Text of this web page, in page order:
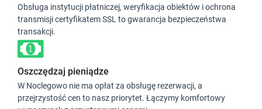
Obsługa instytucji płatniczej, weryfikacja obiektów i ochrona
transmisji certyfikatem SSL to gwarancja bezpieczeństwa
transakcji.
Oszczędzaj pieniądze
W Noclegowo nie ma opłat za obsługę rezerwacji, a
przejrzystość cen to nasz priorytet. Łączymy komfortowy